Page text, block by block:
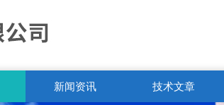
新闻资讯 技术文章